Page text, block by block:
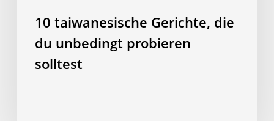
10 taiwanesische Gerichte, die
du unbedingt probieren
solltest